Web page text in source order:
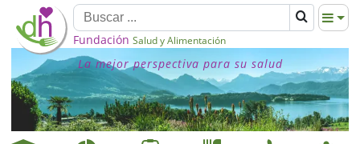
Fundación Salud y Alimentación
La mejor perspectiva para su salud